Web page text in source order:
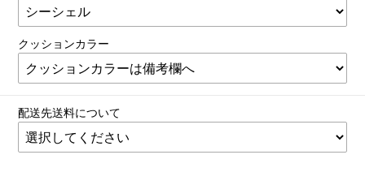
クッションカラー
配送先送料について